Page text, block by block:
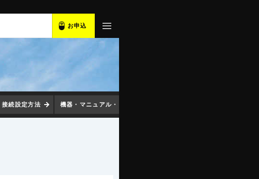
お申込
接続設定方法 機器・マニュアル・ソフト